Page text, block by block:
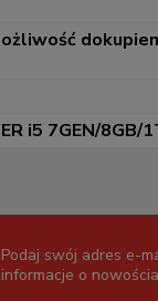
i5 7GEN/8GB/
Podaj swój adres e-
informacje o